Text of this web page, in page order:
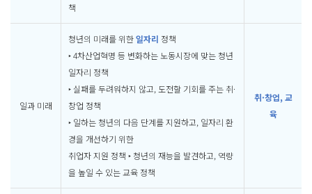
책
일과 미래
청년의 미래를 위한일자리 정책
‣ 4차산업혁명 등 변화하는 노동시장에 맞는 청년
일자리 정책
‣ 실패를 두려워하지 않고, 도전할 기회를 주는 취·
창업 정책
‣ 일하는 청년의 다음 단계를 지원하고, 일자리 환
경을 개선하기 위한
취업자 지원 정책 ‣ 청년의 재능을 발견하고, 역량
을 높일 수 있는 교육 정책
취·창업, 교
육